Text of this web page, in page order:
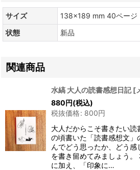
サイズ
138×189 mm 40ページ
状態
新品
関連商品
水縞 大人の読書感想日記 [
880円(税込)
税抜価格: 800円
大人だからこそ書きたい
の頃書いた「読書感想文」
んでどう思ったか、どう
を書き留めてみましょう。
に加え、「印象に…